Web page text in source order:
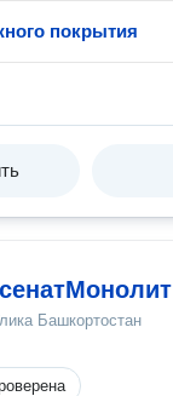
покрытия
Башкортостан